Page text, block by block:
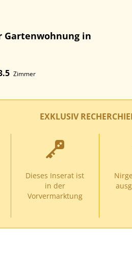
Gartenwohnung in
Zimmer
EXKLUSIV
Dieses Inserat ist
in der
Vorvermarktung